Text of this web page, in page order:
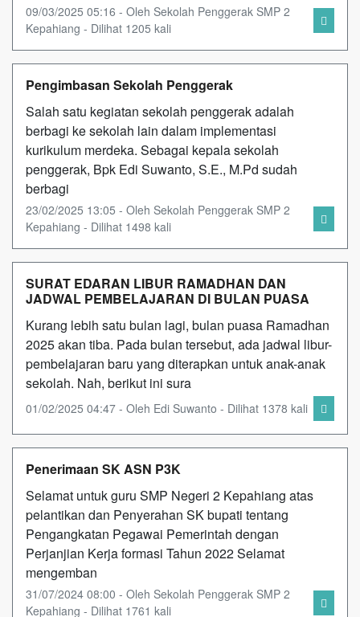
09/03/2025 05:16 - Oleh Sekolah Penggerak SMP 2
Kepahiang - Dilihat 1205 kali
Pengimbasan Sekolah Penggerak
Salah satu kegiatan sekolah penggerak adalah
berbagi ke sekolah lain dalam implementasi
kurikulum merdeka. Sebagai kepala sekolah
penggerak, Bpk Edi Suwanto, S.E., M.Pd sudah
berbagi
23/02/2025 13:05 - Oleh Sekolah Penggerak SMP 2
Kepahiang - Dilihat 1498 kali
SURAT EDARAN LIBUR RAMADHAN DAN
JADWAL PEMBELAJARAN DI BULAN PUASA
Kurang lebih satu bulan lagi, bulan puasa Ramadhan
2025 akan tiba. Pada bulan tersebut, ada jadwal libur-
pembelajaran baru yang diterapkan untuk anak-anak
sekolah. Nah, berikut ini sura
01/02/2025 04:47 - Oleh Edi Suwanto - Dilihat 1378 kali
Penerimaan SK ASN P3K
Selamat untuk guru SMP Negeri 2 Kepahiang atas
pelantikan dan Penyerahan SK bupati tentang
Pengangkatan Pegawai Pemerintah dengan
Perjanjian Kerja formasi Tahun 2022 Selamat
mengemban
31/07/2024 08:00 - Oleh Sekolah Penggerak SMP 2
Kepahiang - Dilihat 1761 kali